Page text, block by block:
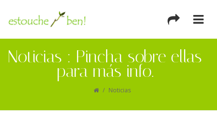
Noticias : Pincha sobre ellas
para más info.
/ Noticias